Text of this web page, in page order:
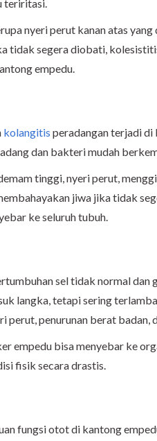
teriritasi.
nyeri perut kanan atas yang
tidak segera diobati,
empedu.
kolangitis peradangan terjadi di
dan bakteri mudah
tinggi, nyeri perut,
jiwa jika tidak
ke seluruh tubuh.
sel tidak normal dan
langka, tetapi sering
perut, penurunan berat badan,
empedu bisa menyebar ke
fisik secara drastis.
fungsi otot di kantong